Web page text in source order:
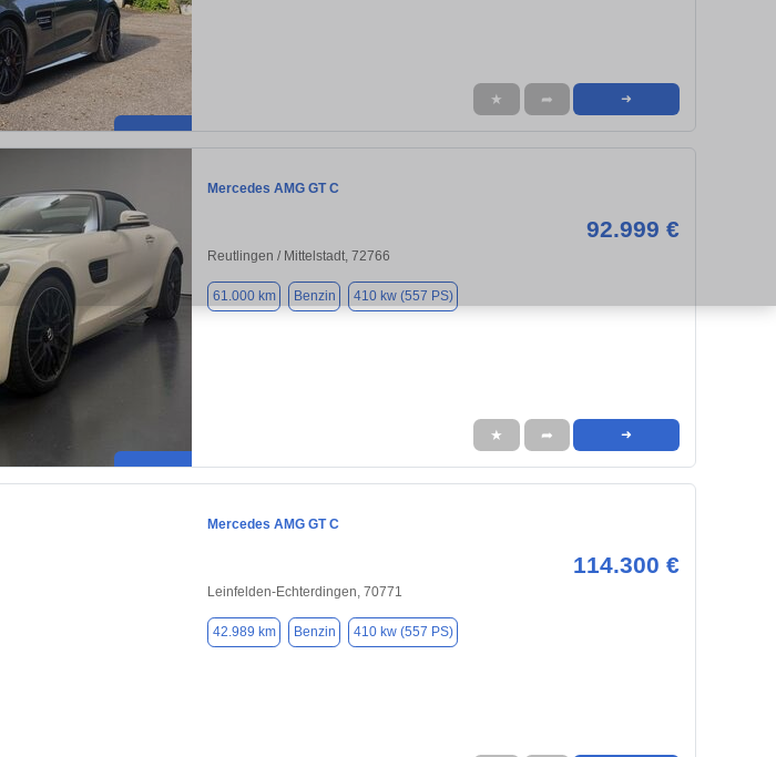
★ ➦ ➜
Mercedes AMG GT C
92.999 €
Reutlingen / Mittelstadt, 72766
61.000 km Benzin 410 kw (557 PS)
★ ➦ ➜
Mercedes AMG GT C
114.300 €
Leinfelden-Echterdingen, 70771
42.989 km Benzin 410 kw (557 PS)